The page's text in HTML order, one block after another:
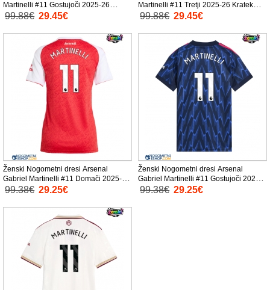
Martinelli #11 Gostujoči 2025-26
Kratek Rokav
99.88€ 29.45€
Martinelli #11 Tretji 2025-26 Kratek
Rokav
99.88€ 29.45€
Ženski Nogometni dresi Arsenal
Gabriel Martinelli #11 Domači 2025-26
Kratek Rokav
99.38€ 29.25€
Ženski Nogometni dresi Arsenal
Gabriel Martinelli #11 Gostujoči 2025-
26 Kratek Rokav
99.38€ 29.25€